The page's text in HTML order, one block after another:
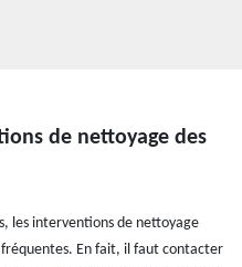
de nettoyage des
les interventions de nettoyage
fréquentes. En fait, il faut contacter